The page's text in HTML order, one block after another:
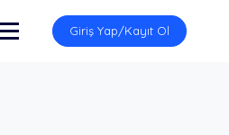
Giriş Yap/Kayıt Ol